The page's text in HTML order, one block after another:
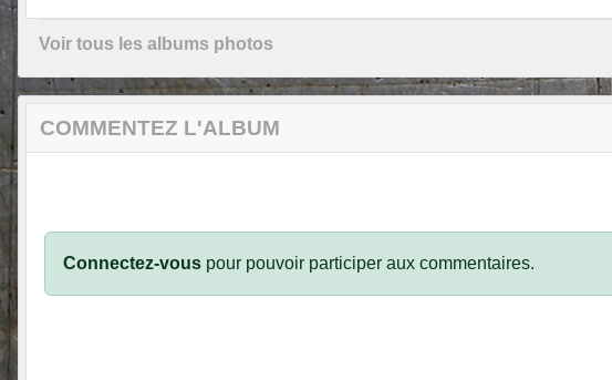
Voir tous les albums photos
COMMENTEZ L'ALBUM
Connectez-vous pour pouvoir participer aux commentaires.